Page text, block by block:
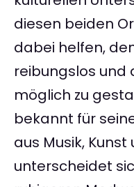
diesen beiden
dabei helfen,
reibungslos und
möglich zu
bekannt für
aus Musik,
unterscheidet